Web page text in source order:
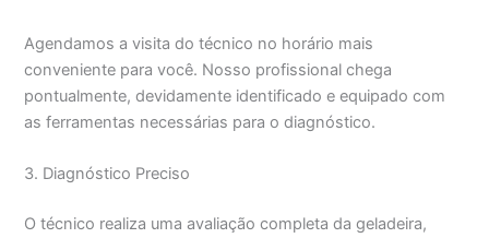
Agendamos a visita do técnico no horário mais
conveniente para você. Nosso profissional chega
pontualmente, devidamente identificado e equipado com
as ferramentas necessárias para o diagnóstico.
3. Diagnóstico Preciso
O técnico realiza uma avaliação completa da geladeira,